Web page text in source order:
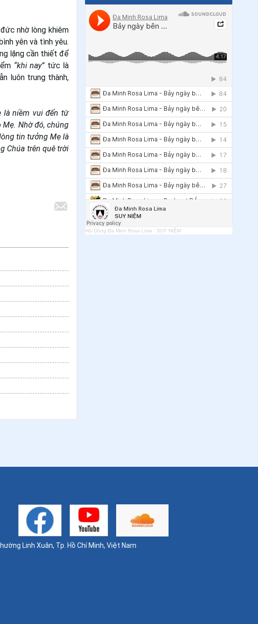
nhờ lòng khiêm
yên và tình yêu.
lặng cần thiết để
“khi nay” tức là
luôn trung thành,
là niềm vui đến từ
Mẹ. Nhờ đó, chúng
tin tưởng Mẹ là
Chúa trên quê trời
Hội Dòng Đa Minh Rosa Lima · SUY NIỆM
Linh Xuân, Tp. Hồ Chí Minh, Việt Nam